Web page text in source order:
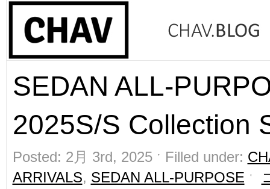
SEDAN ALL-
2025S/S Collection
Posted: 2月 3rd, 2025 ˑ Filled under:
ARRIVALS, SEDAN ALL-PURPOSE ˑ